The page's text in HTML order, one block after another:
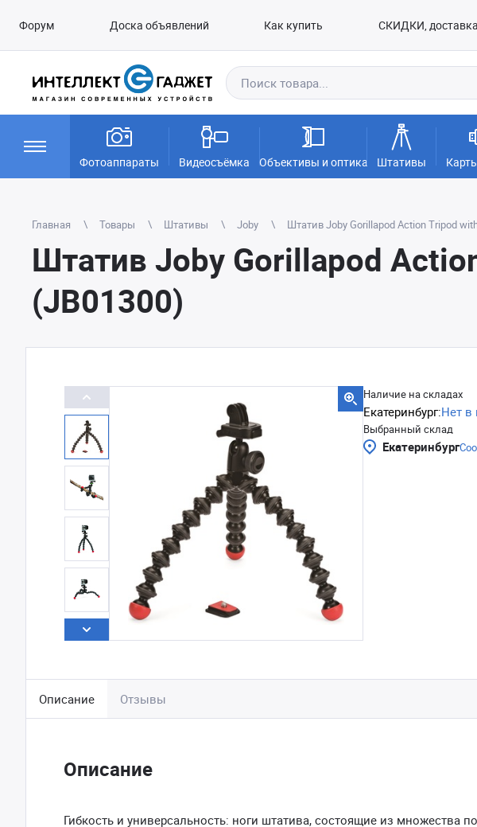
Форум Доска объявлений Как купить СКИДКИ,
Фотоаппараты Видеосъёмка Объективы и оптика Штативы
Главная Товары Штативы Joby Штатив Joby Gorillapod Action Tripod
Штатив Joby Gorillapod
(JB01300)
Наличие на складах
Екатеринбург:Нет в
Выбранный склад
Екатеринбург
Описание Отзывы
Описание
Гибкость и универсальность: ноги штатива, состоящие из множества